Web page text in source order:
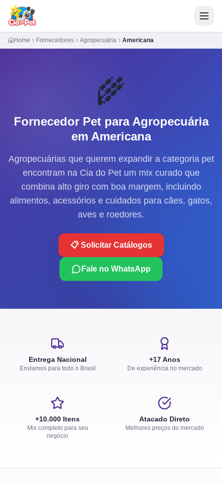
Home Fornecedores Agropecuária Americana
🌾
Fornecedor Pet para Agropecuária
em Americana
Agropecuárias que querem expandir a categoria pet
encontram na Cia do Pet um mix curado que
combina alto giro com boa margem, incluindo
alimentos, acessórios e cuidados para cães, gatos,
aves e roedores.
📋 Solicitar Catálogos
Fale no WhatsApp
Entrega Nacional
Enviamos para todo o Brasil
+17 Anos
De experiência no mercado
+10.000 Itens
Mix completo para seu
negócio
Atacado Direto
Melhores preços do mercado